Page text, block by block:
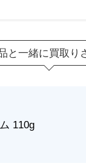
と一緒に買取り
110g